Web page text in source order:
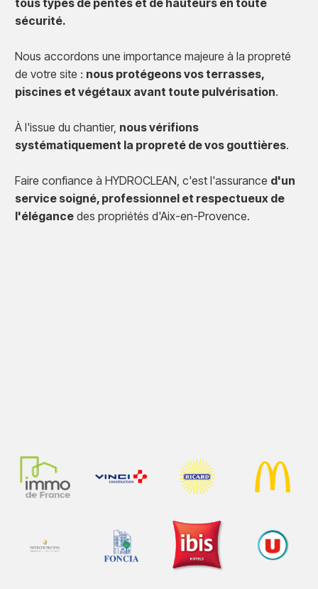
tous types de pentes et de hauteurs en toute
sécurité.
Nous accordons une importance majeure à la propreté
de votre site : nous protégeons vos terrasses,
piscines et végétaux avant toute pulvérisation.
À l'issue du chantier, nous vérifions
systématiquement la propreté de vos gouttières.
Faire confiance à HYDROCLEAN, c'est l'assurance d'un
service soigné, professionnel et respectueux de
l'élégance des propriétés d'Aix-en-Provence.